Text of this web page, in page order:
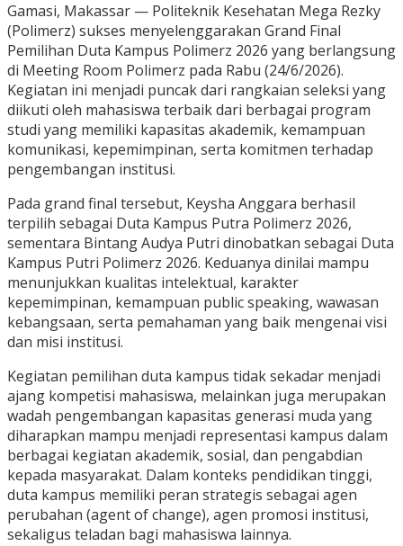
Gamasi, Makassar — Politeknik Kesehatan Mega Rezky
(Polimerz) sukses menyelenggarakan Grand Final
Pemilihan Duta Kampus Polimerz 2026 yang berlangsung
di Meeting Room Polimerz pada Rabu (24/6/2026).
Kegiatan ini menjadi puncak dari rangkaian seleksi yang
diikuti oleh mahasiswa terbaik dari berbagai program
studi yang memiliki kapasitas akademik, kemampuan
komunikasi, kepemimpinan, serta komitmen terhadap
pengembangan institusi.
Pada grand final tersebut, Keysha Anggara berhasil
terpilih sebagai Duta Kampus Putra Polimerz 2026,
sementara Bintang Audya Putri dinobatkan sebagai Duta
Kampus Putri Polimerz 2026. Keduanya dinilai mampu
menunjukkan kualitas intelektual, karakter
kepemimpinan, kemampuan public speaking, wawasan
kebangsaan, serta pemahaman yang baik mengenai visi
dan misi institusi.
Kegiatan pemilihan duta kampus tidak sekadar menjadi
ajang kompetisi mahasiswa, melainkan juga merupakan
wadah pengembangan kapasitas generasi muda yang
diharapkan mampu menjadi representasi kampus dalam
berbagai kegiatan akademik, sosial, dan pengabdian
kepada masyarakat. Dalam konteks pendidikan tinggi,
duta kampus memiliki peran strategis sebagai agen
perubahan (agent of change), agen promosi institusi,
sekaligus teladan bagi mahasiswa lainnya.